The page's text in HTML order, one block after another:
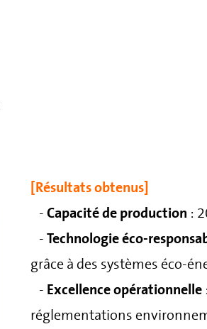
[Résultats obtenus]
-Capacité de production :
-Technologie éco-
grâce à des systèmes éco-
- Excellence opérationnelle
réglementations